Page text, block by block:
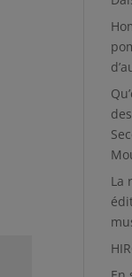
La